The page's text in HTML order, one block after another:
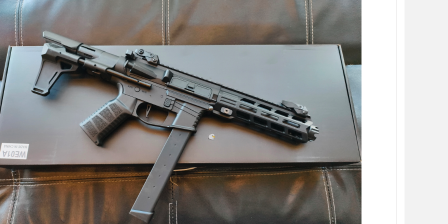
】冰鼠電動脈衝水槍 噴
發光款電動水槍 連
夏日玩具水戰神器水仗
NT$ 元
【翔準AOG】新品免運Umarex/VFC
HK33 GBBR 瓦斯長槍 D-VF2-LHK33
GBB 增強後作力HK53
NT$14800元 NT$ 元
【翔準AOG】S&T M249 PARA 運動
版 AEG 黑 M4 彈匣款 電動機槍 伸縮
托傘兵輕量化機槍尼龍
NT$ 元